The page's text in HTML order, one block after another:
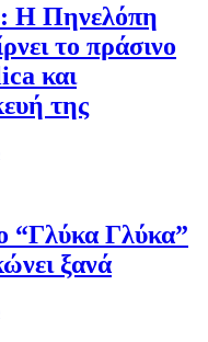
Η Πηνελόπη
το πράσινο
και
της
“Γλύκα Γλύκα”
ξανά